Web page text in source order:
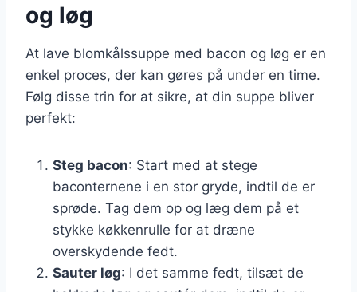
og løg
At lave blomkålssuppe med bacon og løg er en
enkel proces, der kan gøres på under en time.
Følg disse trin for at sikre, at din suppe bliver
perfekt:
Steg bacon: Start med at stege
baconternene i en stor gryde, indtil de er
sprøde. Tag dem op og læg dem på et
stykke køkkenrulle for at dræne
overskydende fedt.
Sauter løg: I det samme fedt, tilsæt de